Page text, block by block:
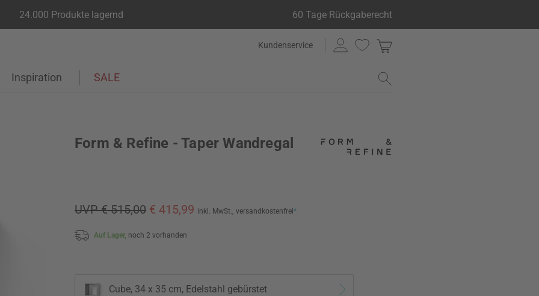
24.000 Produkte lagernd 60 Tage Rückgaberecht
Kundenservice
Inspiration SALE
Form & Refine - Taper Wandregal
UVP € 515,00 € 415,99 inkl. MwSt., versandkostenfrei*
Auf Lager, noch 2 vorhanden
Cube, 34 x 35 cm, Edelstahl gebürstet